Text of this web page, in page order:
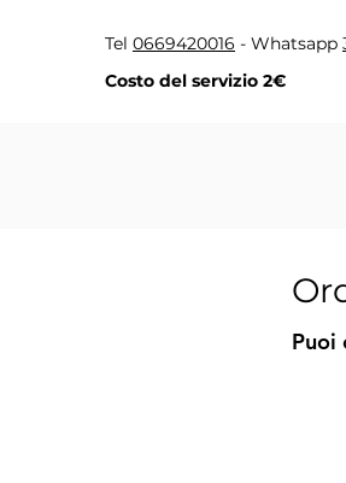
Tel 0669420016 - Whatsapp
Costo del servizio 2€
Puoi